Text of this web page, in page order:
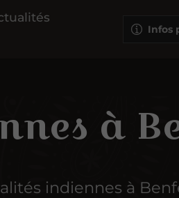
Infos
à
indiennes à